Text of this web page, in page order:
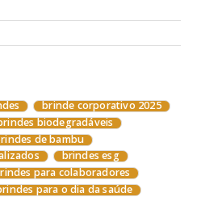
brinde corporativo 2025
biodegradáveis
de bambu
brindes esg
para colaboradores
para o dia da saúde